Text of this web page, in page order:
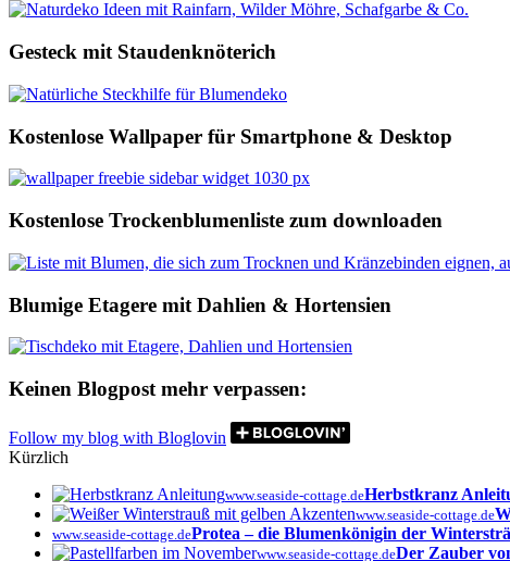
Gesteck mit Staudenknöterich
Kostenlose Wallpaper für Smartphone & Desktop
Kostenlose Trockenblumenliste zum downloaden
Blumige Etagere mit Dahlien & Hortensien
Keinen Blogpost mehr verpassen:
Follow my blog with Bloglovin
Kürzlich
www.seaside-cottage.deHerbstkranz
www.seaside-cottage.de
www.seaside-cottage.deProtea – die Blumenkönigin der
www.seaside-cottage.deDer Zauber